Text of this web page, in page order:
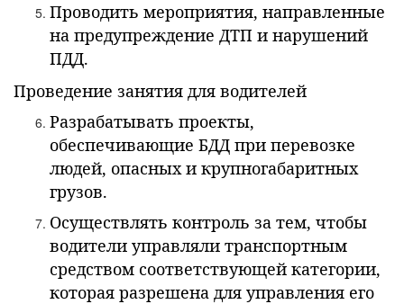
Проводить мероприятия, направленные
на предупреждение ДТП и нарушений
ПДД.
Проведение занятия для водителей
Разрабатывать проекты,
обеспечивающие БДД при перевозке
людей, опасных и крупногабаритных
грузов.
Осуществлять контроль за тем, чтобы
водители управляли транспортным
средством соответствующей категории,
которая разрешена для управления его